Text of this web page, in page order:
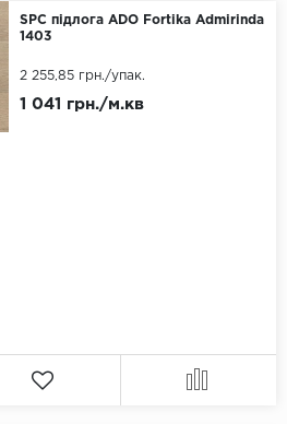
SPC підлога ADO Fortika Admirinda
1403
1 041 грн./м.кв
2 255,85 грн./упак.